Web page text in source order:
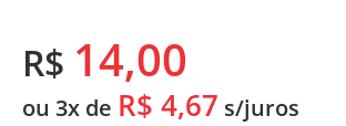
R$ 14,00
ou 3x de R$ 4,67 s/juros